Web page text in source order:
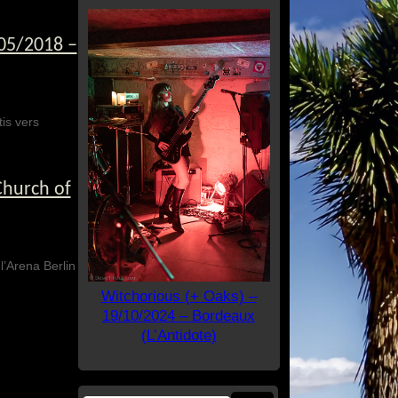
2018 –
vers
of
Berlin
Witchorious (+ Oaks) –
19/10/2024 – Bordeaux
(L’Antidote)